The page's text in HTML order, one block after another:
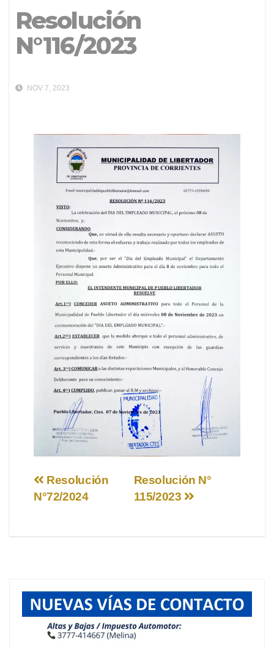
Resolución
N°116/2023
NOV 7, 2023
NavegaciónResolución N°
115/2023
Resolución
N°72/2024